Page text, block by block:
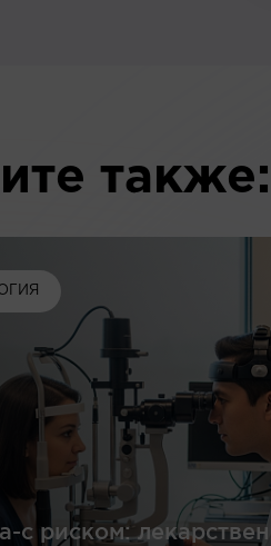
также:
с риском: